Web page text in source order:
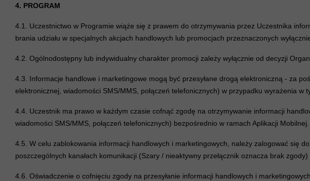
4. PROGRAM
4.1. Uczestnictwo w Programie wiąże się z prawem do otrzymywania przez Uczestnika
brania udziału w specjalnych akcjach handlowych lub promocjach przeznaczonych
4.2. Ogólnodostępny lub indywidualny charakter promocji zależy wyłącznie od decyzji
4.3. Informacje handlowe i marketingowe mogą być przesyłane drogą elektroniczną - za
elektronicznej, wiadomości SMS/MMS, połączeń telefonicznych) w przypadku wyrażenia w
4.4. Uczestnik ma prawo w każdym czasie cofnąć zgodę na otrzymywanie informacji
wiadomości SMS/MMS, połączeń telefonicznych) bezpośrednio w ramach Aplikacji Mobilnej.
4.5. W celu zablokowania informacji handlowych i marketingowych, należy zalogować się
poszczególnych kanałach komunikacji (Szary / nieaktywny przełącznik oznacza brak
4.6. Oświadczenie o cofnięciu zgody na przesyłanie informacji handlowych i